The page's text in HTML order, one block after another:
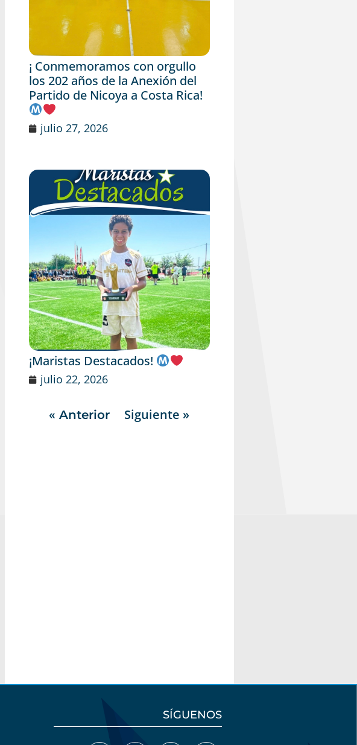
¡ Conmemoramos con orgullo
los 202 años de la Anexión del
Partido de Nicoya a Costa Rica!
julio 27, 2026
¡Maristas Destacados!
julio 22, 2026
« Anterior Siguiente »
SÍGUENOS